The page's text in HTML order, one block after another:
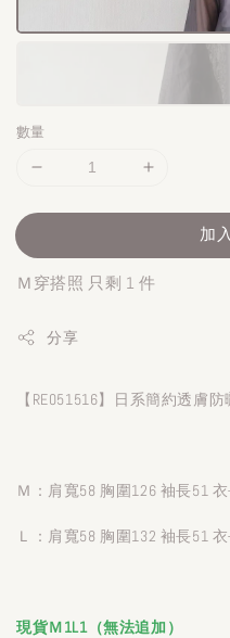
數量
加
Ｍ穿搭照 只剩 1 件
分享
【RE051516】日系簡約透膚
Ｍ：肩寬58 胸圍126 袖長51
Ｌ：肩寬58 胸圍132 袖長51
現貨Ｍ1L1（無法追加）